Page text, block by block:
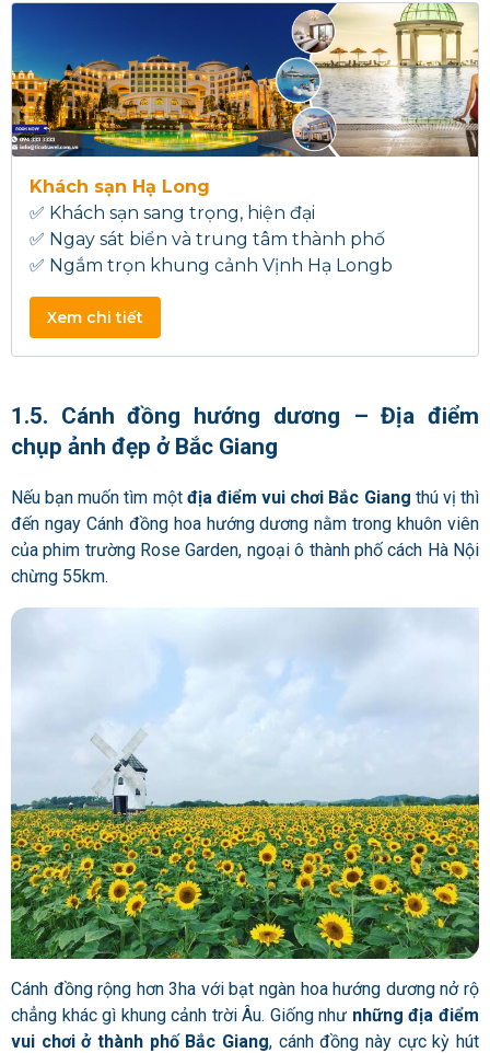
Khách sạn Hạ Long
✅ Khách sạn sang trọng, hiện đại
✅ Ngay sát biển và trung tâm thành phố
✅ Ngắm trọn khung cảnh Vịnh Hạ Longb
Xem chi tiết
1.5. Cánh đồng hướng dương – Địa điểm
chụp ảnh đẹp ở Bắc Giang
Nếu bạn muốn tìm một địa điểm vui chơi Bắc Giang thú vị thì
đến ngay Cánh đồng hoa hướng dương nằm trong khuôn viên
của phim trường Rose Garden, ngoại ô thành phố cách Hà Nội
chừng 55km.
Cánh đồng rộng hơn 3ha với bạt ngàn hoa hướng dương nở rộ
chẳng khác gì khung cảnh trời Âu. Giống như những địa điểm
vui chơi ở thành phố Bắc Giang, cánh đồng này cực kỳ hút